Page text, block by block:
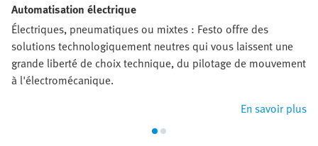
Automatisation électrique
Électriques, pneumatiques ou mixtes : Festo offre des
solutions technologiquement neutres qui vous laissent une
grande liberté de choix technique, du pilotage de mouvement
à l'électromécanique.
En savoir plus